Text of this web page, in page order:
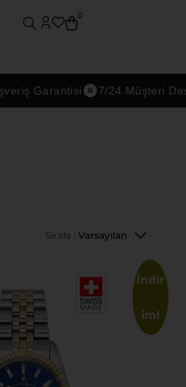
0
7/24 Müşteri Desteği
Sırala : Varsayılan
İndir
im!